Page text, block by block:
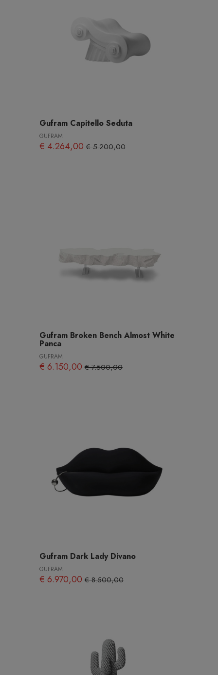
Gufram Capitello Seduta
GUFRAM
€ 4.264,00€ 5.200,00
Gufram Broken Bench Almost White
Panca
GUFRAM
€ 6.150,00€ 7.500,00
Gufram Dark Lady Divano
GUFRAM
€ 6.970,00€ 8.500,00